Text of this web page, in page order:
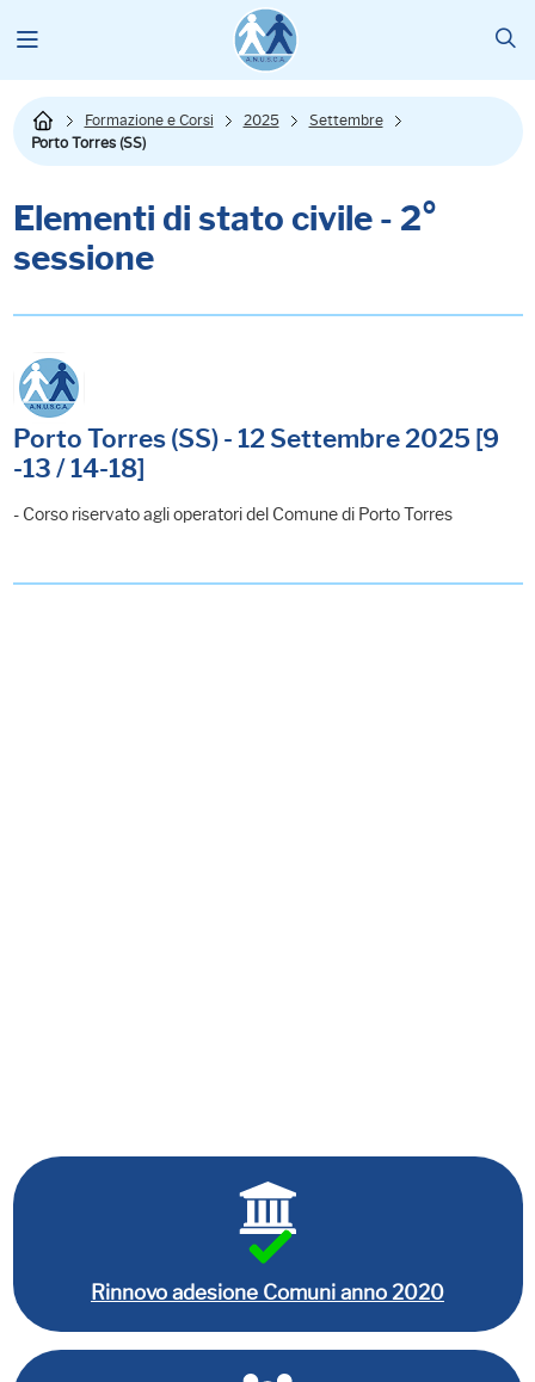
Formazione e Corsi 2025
Settembre
Porto Torres (SS)
Elementi di stato civile - 2°
sessione
Porto Torres (SS) - 12 Settembre 2025 [9
-13 / 14-18]
- Corso riservato agli operatori del Comune di Porto Torres
Rinnovo adesione Comuni anno 2020